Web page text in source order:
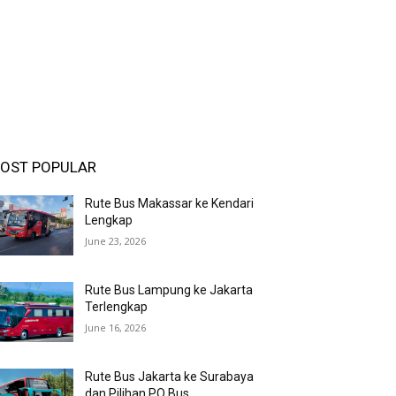
POPULAR
Rute Bus Makassar ke Kendari
Lengkap
June 23, 2026
Rute Bus Lampung ke Jakarta
Terlengkap
June 16, 2026
Rute Bus Jakarta ke Surabaya